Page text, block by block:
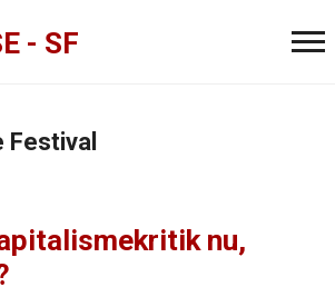
- SF
Festival
nu,